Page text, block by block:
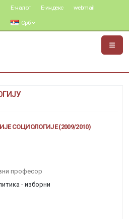
Е-налог Е-индекс webmail
Срб
СОЦИОЛОГИЈЕ (2009/2010)
професор
- изборни